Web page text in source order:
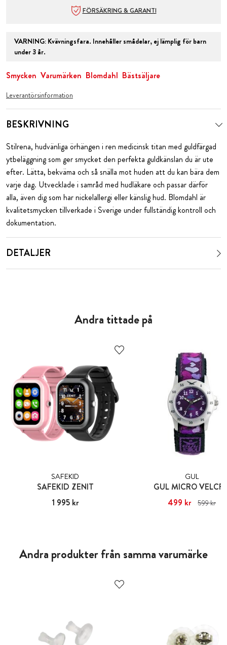
FÖRSÄKRING & GARANTI
VARNING: Kvävningsfara. Innehåller smådelar, ej lämplig för barn
under 3 år.
Smycken Varumärken Blomdahl Bästsäljare
Leverantörsinformation
BESKRIVNING
Stilrena, hudvänliga örhängen i ren medicinsk titan med guldfärgad
ytbeläggning som ger smycket den perfekta guldkänslan du är ute
efter. Lätta, bekväma och så snälla mot huden att du kan bära dem
varje dag. Utvecklade i samråd med hudläkare och passar därför
alla, även dig som har nickelallergi eller känslig hud. Blomdahl är
kvalitetsmycken tillverkade i Sverige under fullständig kontroll och
dokumentation.
DETALJER
Andra tittade på
SAFEKID
SAFEKID ZENIT
Pris :1 995 kr
1 995 kr
GUL
GUL MICRO
Nuvarande pris: 499 kr
499 kr 599 kr
Andra produkter från samma varumärke